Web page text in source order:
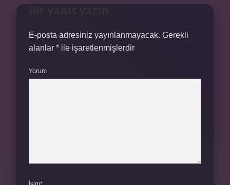
E-posta adresiniz yayınlanmayacak. Gerekli
alanlar * ile işaretlenmişlerdir
Yorum